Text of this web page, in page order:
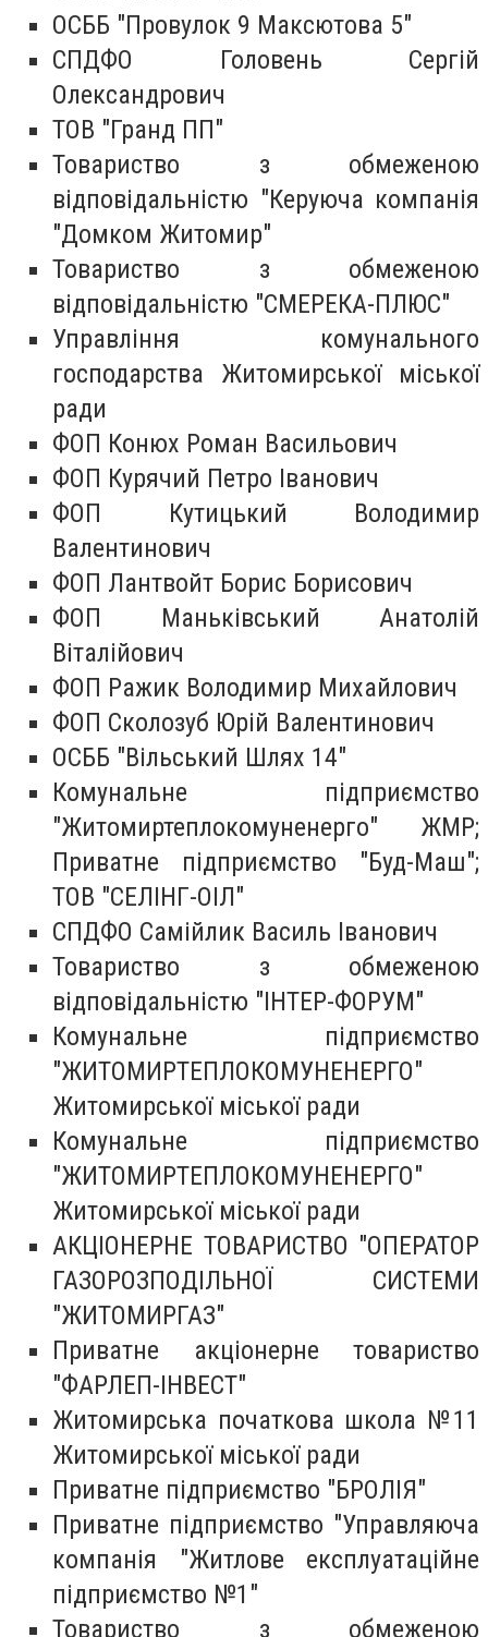
ОСББ "Провулок 9 Максютова 5"
СПДФО Головень Сергій
Олександрович
ТОВ "Гранд ПП"
Товариство з обмеженою
відповідальністю "Керуюча компанія
"Домком Житомир"
Товариство з обмеженою
відповідальністю "СМЕРЕКА-ПЛЮС"
Управління комунального
господарства Житомирської міської
ради
ФОП Конюх Роман Васильович
ФОП Курячий Петро Іванович
ФОП Кутицький Володимир
Валентинович
ФОП Лантвойт Борис Борисович
ФОП Маньківський Анатолій
Віталійович
ФОП Ражик Володимир Михайлович
ФОП Сколозуб Юрій Валентинович
ОСББ "Вільський Шлях 14"
Комунальне підприємство
"Житомиртеплокомуненерго" ЖМР;
Приватне підприємство "Буд-Маш";
ТОВ "СЕЛІНГ-ОІЛ"
СПДФО Самійлик Василь Іванович
Товариство з обмеженою
відповідальністю "ІНТЕР-ФОРУМ"
Комунальне підприємство
"ЖИТОМИРТЕПЛОКОМУНЕНЕРГО"
Житомирської міської ради
Комунальне підприємство
"ЖИТОМИРТЕПЛОКОМУНЕНЕРГО"
Житомирської міської ради
АКЦІОНЕРНЕ ТОВАРИСТВО "ОПЕРАТОР
ГАЗОРОЗПОДІЛЬНОЇ СИСТЕМИ
"ЖИТОМИРГАЗ"
Приватне акціонерне товариство
"ФАРЛЕП-ІНВЕСТ"
Житомирська початкова школа №11
Житомирської міської ради
Приватне підприємство "БРОЛІЯ"
Приватне підприємство "Управляюча
компанія "Житлове експлуатаційне
підприємство №1"
Товариство з обмеженою